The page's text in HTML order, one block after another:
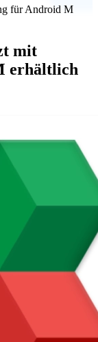
für Android M
mit
erhältlich